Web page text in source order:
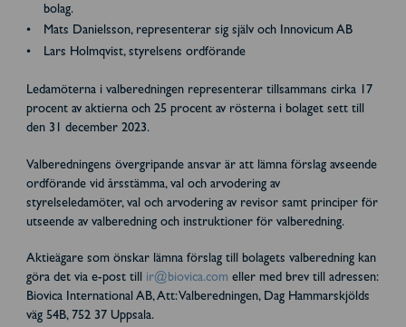
bolag.
Mats Danielsson, representerar sig själv och Innovicum AB
Lars Holmqvist, styrelsens ordförande
Ledamöterna i valberedningen representerar tillsammans cirka 17
procent av aktierna och 25 procent av rösterna i bolaget sett till
den 31 december 2023.
Valberedningens övergripande ansvar är att lämna förslag avseende
ordförande vid årsstämma, val och arvodering av
styrelseledamöter, val och arvodering av revisor samt principer för
utseende av valberedning och instruktioner för valberedning.
Aktieägare som önskar lämna förslag till bolagets valberedning kan
göra det via e-post till ir@biovica.com eller med brev till adressen:
Biovica International AB, Att: Valberedningen, Dag Hammarskjölds
väg 54B, 752 37 Uppsala.